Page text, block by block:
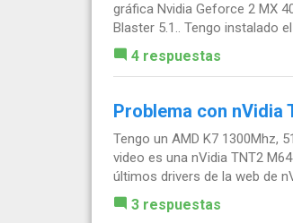
gráfica Nvidia Geforce 2 MX
Blaster 5.1.. Tengo instalado
4 respuestas
Problema con nVidia
Tengo un AMD K7 1300Mhz,
video es una nVidia TNT2
últimos drivers de la web de
3 respuestas